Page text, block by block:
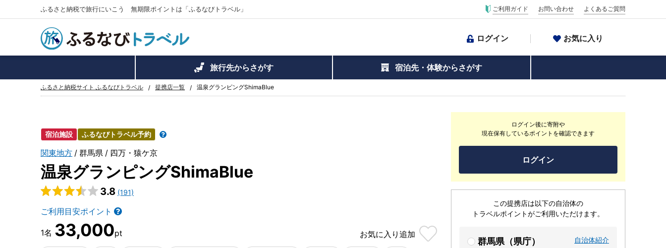
ふるさと納税で旅行にいこう 無期限ポイントは「ふるなびトラベル」 ご利用ガイド お問い合わせ よくあるご質問
ログイン お気に入り
旅行先からさがす 宿泊先・体験からさがす
ふるさと納税サイト ふるなびトラベル 提携店一覧 温泉グランピングShimaBlue
宿泊施設 ふるなびトラベル予約
関東地方 群馬県 四万・猿ケ京
温泉グランピングShimaBlue
3.8 (191)
ご利用目安ポイント
33,000 お気に入り 追加
ログイン後に寄附や
現在保有しているポイントを確認できます
ログイン
この提携店は以下の自治体の
トラベルポイントがご利用いただけます。
群馬県（県庁） 自治体紹介